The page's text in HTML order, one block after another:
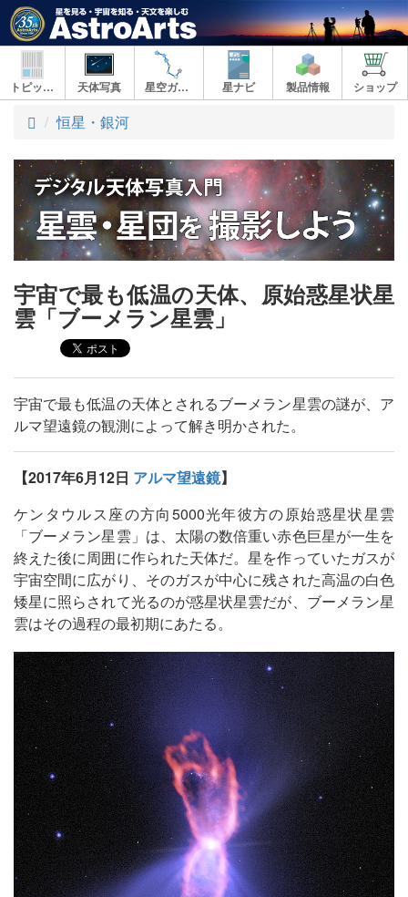
トピックス 天体写真 星空ガイド 星ナビ 製品情報 ショップ
ト
プ
恒星・銀河
宇宙で最も低温の天体、原始惑星状星
雲「ブーメラン星雲」
宇宙で最も低温の天体とされるブーメラン星雲の謎が、ア
ルマ望遠鏡の観測によって解き明かされた。
【2017年6月12日 アルマ望遠鏡】
ケンタウルス座の方向5000光年彼方の原始惑星状星雲
「ブーメラン星雲」は、太陽の数倍重い赤色巨星が一生を
終えた後に周囲に作られた天体だ。星を作っていたガスが
宇宙空間に広がり、そのガスが中心に残された高温の白色
矮星に照らされて光るのが惑星状星雲だが、ブーメラン星
雲はその過程の最初期にあたる。